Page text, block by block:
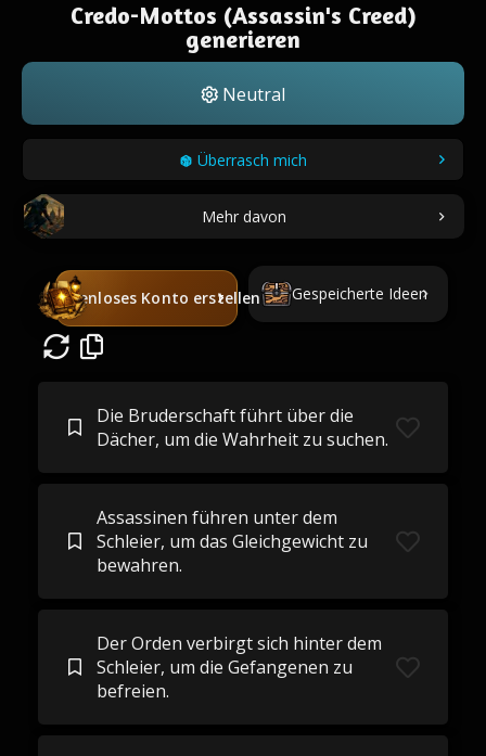
Credo-Mottos (Assassin's Creed)
generieren
Neutral
Überrasch mich
Mehr davon
Kostenloses Konto erstellen Gespeicherte Ideen
Die Bruderschaft führt über die
Dächer, um die Wahrheit zu suchen.
Assassinen führen unter dem
Schleier, um das Gleichgewicht zu
bewahren.
Der Orden verbirgt sich hinter dem
Schleier, um die Gefangenen zu
befreien.